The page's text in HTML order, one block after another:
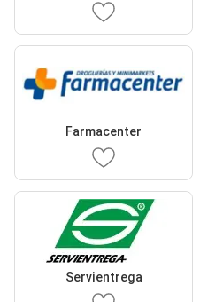
Farmacenter
Servientrega